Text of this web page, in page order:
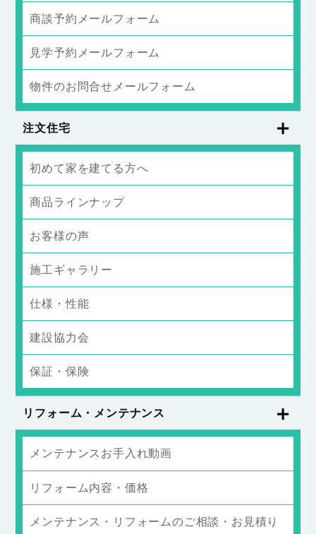
商談予約メールフォーム
見学予約メールフォーム
物件のお問合せメールフォーム
注文住宅
初めて家を建てる方へ
商品ラインナップ
お客様の声
施工ギャラリー
仕様・性能
建設協力会
保証・保険
リフォーム・メンテナンス
メンテナンスお手入れ動画
リフォーム内容・価格
メンテナンス・リフォームのご相談・お見積り